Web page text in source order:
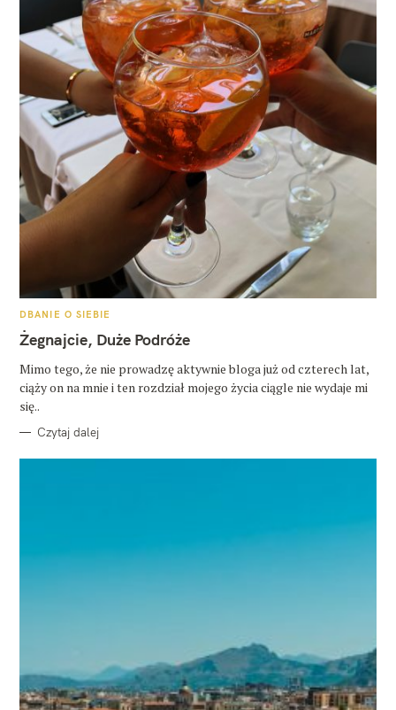
K
T
E
O
R
I
DBANIE O SIEBIE
Żegnajcie, Duże Podróże
Mimo tego, że nie prowadzę aktywnie bloga już od czterech lat,
ciąży on na mnie i ten rozdział mojego życia ciągle nie wydaje mi
się..
Czytaj dalej